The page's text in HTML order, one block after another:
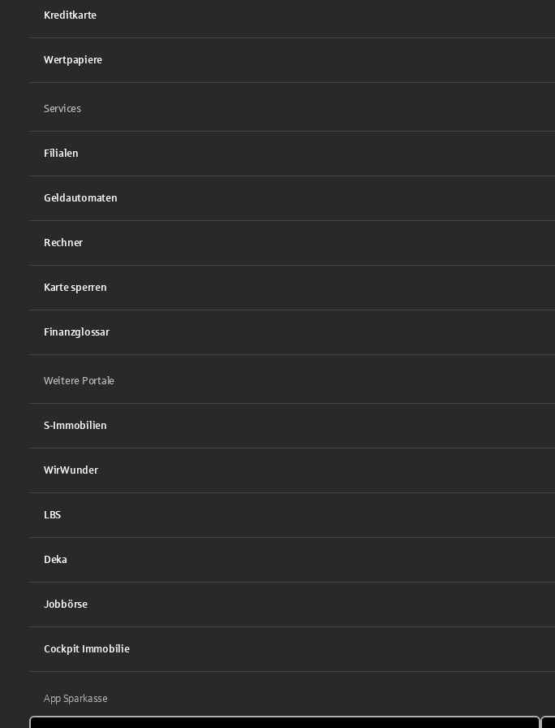
Kreditkarte
Wertpapiere
Services
Filialen
Geldautomaten
Rechner
Karte sperren
Finanzglossar
Weitere Portale
S-Immobilien
WirWunder
LBS
Deka
Jobbörse
Cockpit Immobilie
App Sparkasse